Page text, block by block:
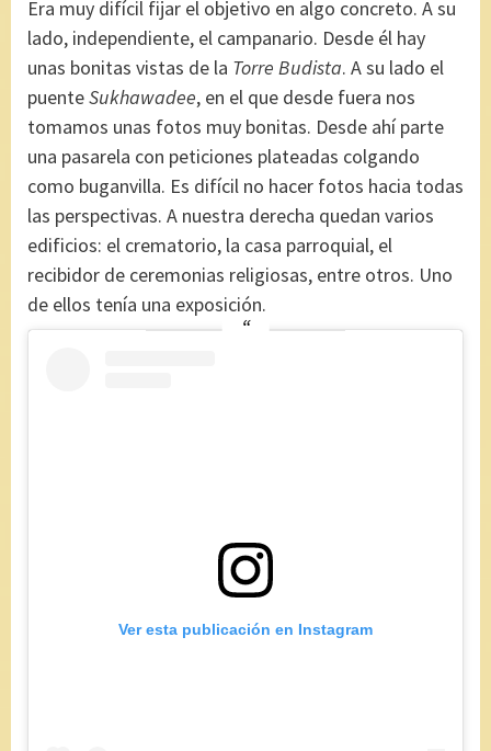
Era muy difícil fijar el objetivo en algo concreto. A su
lado, independiente, el campanario. Desde él hay
unas bonitas vistas de la Torre Budista. A su lado el
puenteSukhawadee, en el que desde fuera nos
tomamos unas fotos muy bonitas. Desde ahí parte
una pasarela con peticiones plateadas colgando
como buganvilla. Es difícil no hacer fotos hacia todas
las perspectivas. A nuestra derecha quedan varios
edificios: el crematorio, la casa parroquial, el
recibidor de ceremonias religiosas, entre otros. Uno
de ellos tenía una exposición.
Ver esta publicación en Instagram